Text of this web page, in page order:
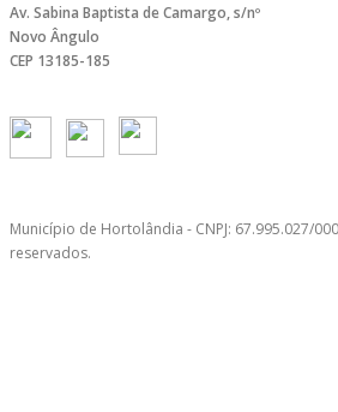
Av. Sabina Baptista de Camargo, s/nº
Novo Ângulo
CEP 13185-185
Município de Hortolândia - CNPJ: 67.995.027/
reservados.